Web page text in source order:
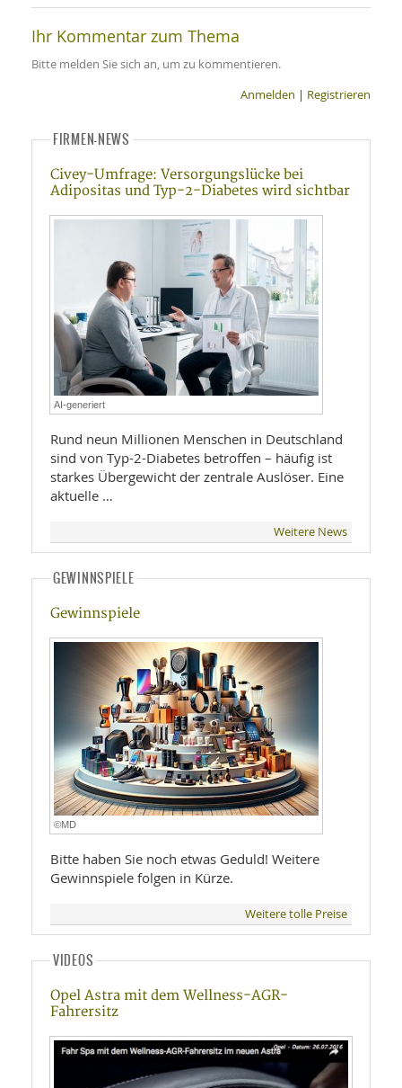
Ihr Kommentar zum Thema
Bitte melden Sie sich an, um zu kommentieren.
Anmelden | Registrieren
FIRMEN-NEWS
Civey-Umfrage: Versorgungslücke bei
Adipositas und Typ-2-Diabetes wird sichtbar
AI-generiert
Rund neun Millionen Menschen in Deutschland
sind von Typ-2-Diabetes betroffen – häufig ist
starkes Übergewicht der zentrale Auslöser. Eine
aktuelle …
Weitere News
GEWINNSPIELE
Gewinnspiele
©MD
Bitte haben Sie noch etwas Geduld! Weitere
Gewinnspiele folgen in Kürze.
Weitere tolle Preise
VIDEOS
Opel Astra mit dem Wellness-AGR-
Fahrersitz